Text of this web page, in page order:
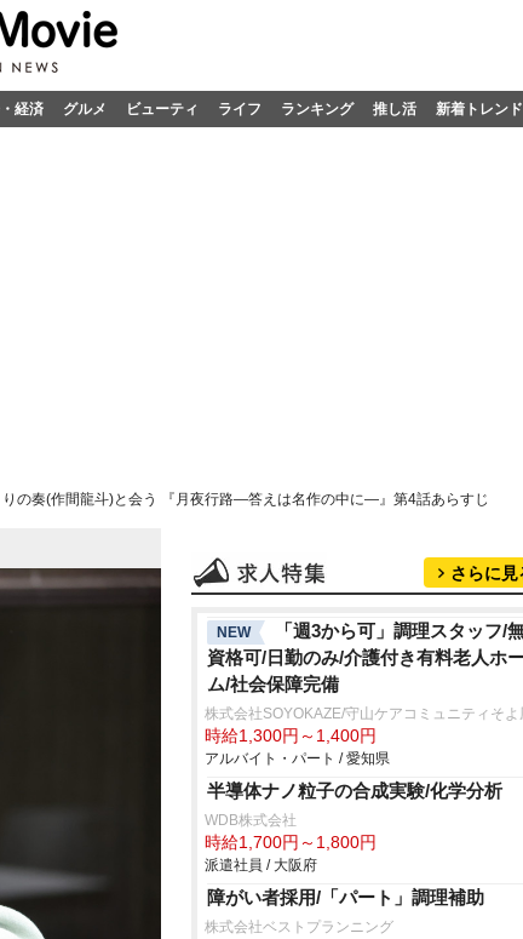
経済 グルメ ビューティ ライフ ランキング 推し活 新着トレンド
の奏(作間龍斗)と会う 『月夜行路―答えは名作の中に―』第4話あらすじ
さらに見
NEW
「週3から可」調理スタッフ/
資格可/日勤のみ/介護付き有料老人ホ
ム/社会保障完備
株式会社SOYOKAZE/守山ケアコミュニティそよ
時給1,300円～1,400円
アルバイト・パート / 愛知県
半導体ナノ粒子の合成実験/化学分析
WDB株式会社
時給1,700円～1,800円
派遣社員 / 大阪府
障がい者採用/「パート」調理補助
株式会社ベストプランニング